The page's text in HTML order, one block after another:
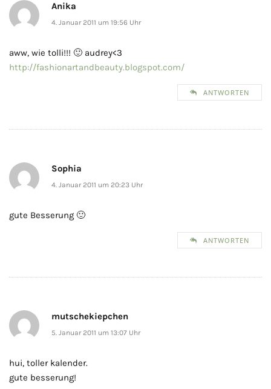
Anika
4. Januar 2011 um 19:56 Uhr
aww, wie tolli!!! 🙂 audrey<3
http://fashionartandbeauty.blogspot.com/
ANTWORTEN
Sophia
4. Januar 2011 um 20:23 Uhr
gute Besserung 🙂
ANTWORTEN
mutschekiepchen
5. Januar 2011 um 13:07 Uhr
hui, toller kalender.
gute besserung!